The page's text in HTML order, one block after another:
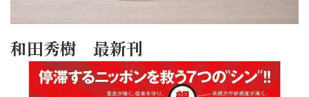
和田秀樹 最新刊